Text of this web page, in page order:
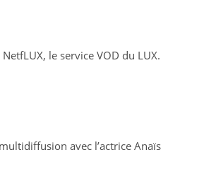
le service VOD du LUX.
avec l’actrice Anaïs